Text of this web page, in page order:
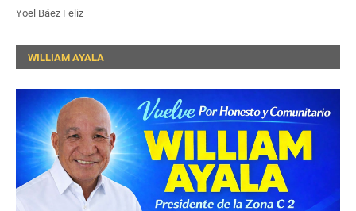
Yoel Báez Feliz
WILLIAM AYALA